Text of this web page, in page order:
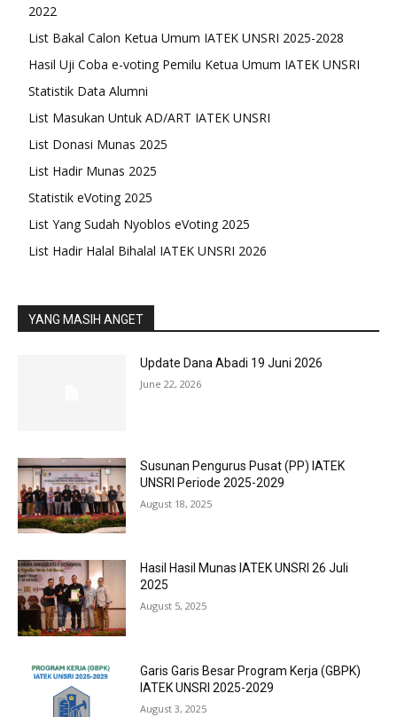
2022
List Bakal Calon Ketua Umum IATEK UNSRI 2025-2028
Hasil Uji Coba e-voting Pemilu Ketua Umum IATEK UNSRI
Statistik Data Alumni
List Masukan Untuk AD/ART IATEK UNSRI
List Donasi Munas 2025
List Hadir Munas 2025
Statistik eVoting 2025
List Yang Sudah Nyoblos eVoting 2025
List Hadir Halal Bihalal IATEK UNSRI 2026
YANG MASIH ANGET
Update Dana Abadi 19 Juni 2026
June 22, 2026
Susunan Pengurus Pusat (PP) IATEK
UNSRI Periode 2025-2029
August 18, 2025
Hasil Hasil Munas IATEK UNSRI 26 Juli
2025
August 5, 2025
Garis Garis Besar Program Kerja (GBPK)
IATEK UNSRI 2025-2029
August 3, 2025